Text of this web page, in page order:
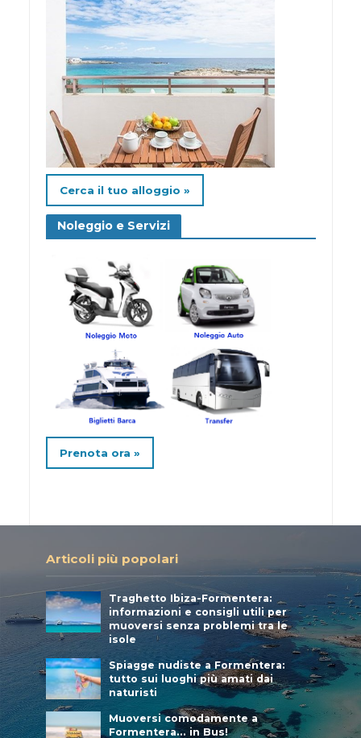
Cerca il tuo alloggio »
Noleggio e Servizi
Prenota ora »
Articoli più popolari
Traghetto Ibiza-Formentera:
informazioni e consigli utili per
muoversi senza problemi tra le
isole
Spiagge nudiste a Formentera:
tutto sui luoghi più amati dai
naturisti
Muoversi comodamente a
Formentera… in Bus!